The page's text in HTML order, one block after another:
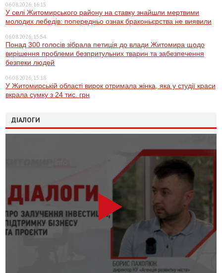
06.08.2026, 16:15
У селі Житомирського району на ставку знайшли мертвими
молодих лебедів: попередньо ознак браконьєрства не виявили
06.08.2026, 15:54
Понад 300 голосів зібрала петиція до влади Житомира щодо
вирішення проблеми безпритульних тварин та забезпечення
безпеки людей
06.08.2026, 15:18
У Житомирській області вирок отримала жінка, яка у студії краси
вкрала сумку з 24 тис. грн
ДІАЛОГИ